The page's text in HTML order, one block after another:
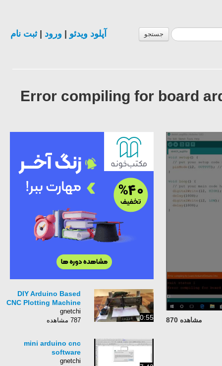
جستجو آپلود ویدئو| ورود| ثبت نام
Error compiling for board
مشاهده 870 0:55
DIY Arduino Based
CNC Plotting Machine
gnetchi
787 مشاهده
mini arduino cnc
software
gnetchi